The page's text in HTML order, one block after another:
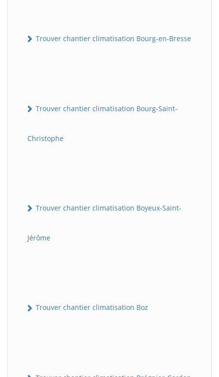
Trouver chantier climatisation Bourg-en-Bresse
Trouver chantier climatisation Bourg-Saint-
Christophe
Trouver chantier climatisation Boyeux-Saint-
Jérôme
Trouver chantier climatisation Boz